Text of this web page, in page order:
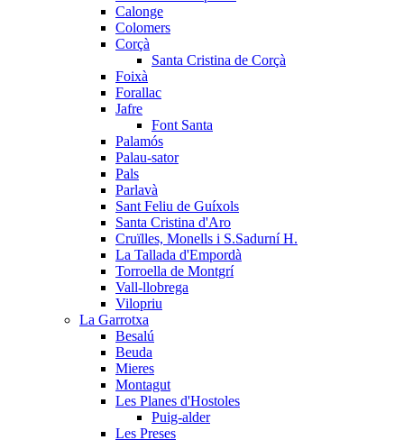
Calonge
Colomers
Corçà
Santa Cristina de Corçà
Foixà
Forallac
Jafre
Font Santa
Palamós
Palau-sator
Pals
Parlavà
Sant Feliu de Guíxols
Santa Cristina d'Aro
Cruïlles, Monells i S.Sadurní H.
La Tallada d'Empordà
Torroella de Montgrí
Vall-llobrega
Vilopriu
La Garrotxa
Besalú
Beuda
Mieres
Montagut
Les Planes d'Hostoles
Puig-alder
Les Preses